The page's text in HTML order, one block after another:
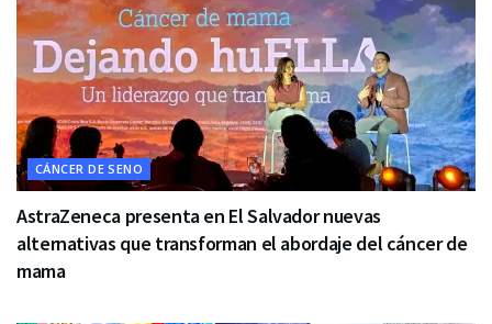
CÁNCER DE SENO
AstraZeneca presenta en El Salvador nuevas
alternativas que transforman el abordaje del cáncer de
mama